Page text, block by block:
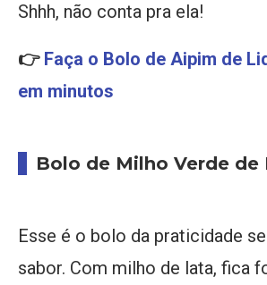
Shhh, não conta pra ela!
👉 Faça o Bolo de Aipim de
em minutos
Bolo de Milho Verde de
Esse é o bolo da praticidade
sabor. Com milho de lata, fica